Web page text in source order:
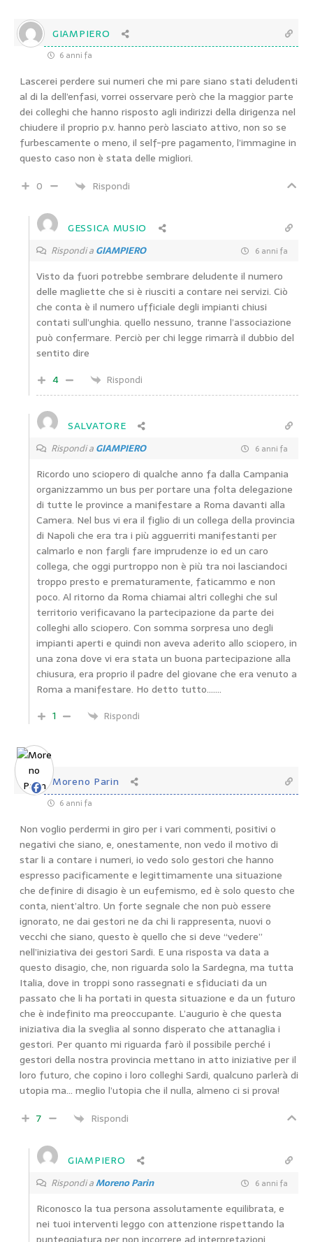
GIAMPIERO
6 anni fa
Lascerei perdere sui numeri che mi pare siano stati deludenti
al di la dell’enfasi, vorrei osservare però che la maggior parte
dei colleghi che hanno risposto agli indirizzi della dirigenza nel
chiudere il proprio p.v. hanno però lasciato attivo, non so se
furbescamente o meno, il self-pre pagamento, l’immagine in
questo caso non è stata delle migliori.
0
Rispondi
GESSICA MUSIO
Rispondi aGIAMPIERO 6 anni fa
Visto da fuori potrebbe sembrare deludente il numero
delle magliette che si è riusciti a contare nei servizi. Ciò
che conta è il numero ufficiale degli impianti chiusi
contati sull’unghia. quello nessuno, tranne l’associazione
può confermare. Perciò per chi legge rimarrà il dubbio del
sentito dire
4
Rispondi
SALVATORE
Rispondi aGIAMPIERO 6 anni fa
Ricordo uno sciopero di qualche anno fa dalla Campania
organizzammo un bus per portare una folta delegazione
di tutte le province a manifestare a Roma davanti alla
Camera. Nel bus vi era il figlio di un collega della provincia
di Napoli che era tra i più agguerriti manifestanti per
calmarlo e non fargli fare imprudenze io ed un caro
collega, che oggi purtroppo non è più tra noi lasciandoci
troppo presto e prematuramente, faticammo e non
poco. Al ritorno da Roma chiamai altri colleghi che sul
territorio verificavano la partecipazione da parte dei
colleghi allo sciopero. Con somma sorpresa uno degli
impianti aperti e quindi non aveva aderito allo sciopero, in
una zona dove vi era stata un buona partecipazione alla
chiusura, era proprio il padre del giovane che era venuto a
Roma a manifestare. Ho detto tutto…….
1
Rispondi
Moreno Parin
6 anni fa
Non voglio perdermi in giro per i vari commenti, positivi o
negativi che siano, e, onestamente, non vedo il motivo di
star li a contare i numeri, io vedo solo gestori che hanno
espresso pacificamente e legittimamente una situazione
che definire di disagio è un eufemismo, ed è solo questo che
conta, nient’altro. Un forte segnale che non può essere
ignorato, ne dai gestori ne da chi li rappresenta, nuovi o
vecchi che siano, questo è quello che si deve “vedere”
nell’iniziativa dei gestori Sardi. E una risposta va data a
questo disagio, che, non riguarda solo la Sardegna, ma tutta
Italia, dove in troppi sono rassegnati e sfiduciati da un
passato che li ha portati in questa situazione e da un futuro
che è indefinito ma preoccupante. L’augurio è che questa
iniziativa dia la sveglia al sonno disperato che attanaglia i
gestori. Per quanto mi riguarda farò il possibile perché i
gestori della nostra provincia mettano in atto iniziative per il
loro futuro, che copino i loro colleghi Sardi, qualcuno parlerà di
utopia ma… meglio l’utopia che il nulla, almeno ci si prova!
7
Rispondi
GIAMPIERO
Rispondi aMoreno Parin 6 anni fa
Riconosco la tua persona assolutamente equilibrata, e
nei tuoi interventi leggo con attenzione rispettando la